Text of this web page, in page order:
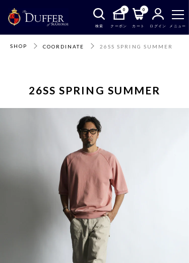
検索
0
クーポン
0
カート ログイン メニュー
SHOP COORDINATE 26SS SPRING SUMMER
26SS SPRING SUMMER